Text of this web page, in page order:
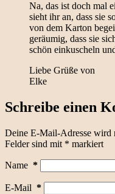
Na, das ist doch mal
sieht ihr an, dass sie
von dem Karton
geräumig, dass sie
schön einkuscheln
Liebe Grüße von
Elke
Schreibe einen
Deine E-Mail-Adresse wird
Felder sind mit * markiert
Name *
E-Mail *